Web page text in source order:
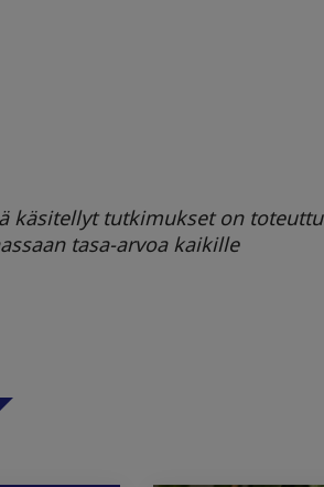
käsitellyt tutkimukset on toteuttu
tasa-arvoa kaikille